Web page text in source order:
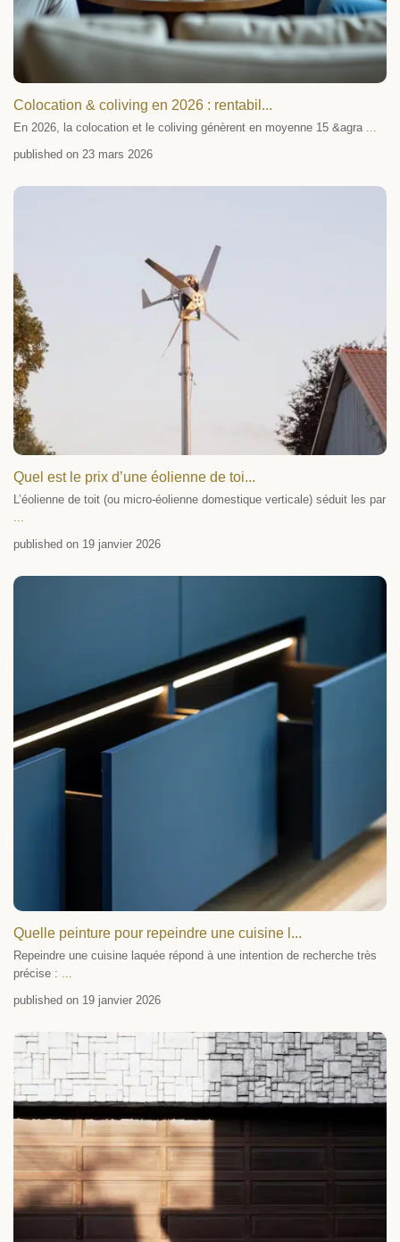
Colocation & coliving en 2026 : rentabil...
En 2026, la colocation et le coliving génèrent en moyenne 15 &agra ...
published on 23 mars 2026
Quel est le prix d’une éolienne de toi...
L’éolienne de toit (ou micro-éolienne domestique verticale) séduit les par
...
published on 19 janvier 2026
Quelle peinture pour repeindre une cuisine l...
Repeindre une cuisine laquée répond à une intention de recherche très
précise :
published on 19 janvier 2026